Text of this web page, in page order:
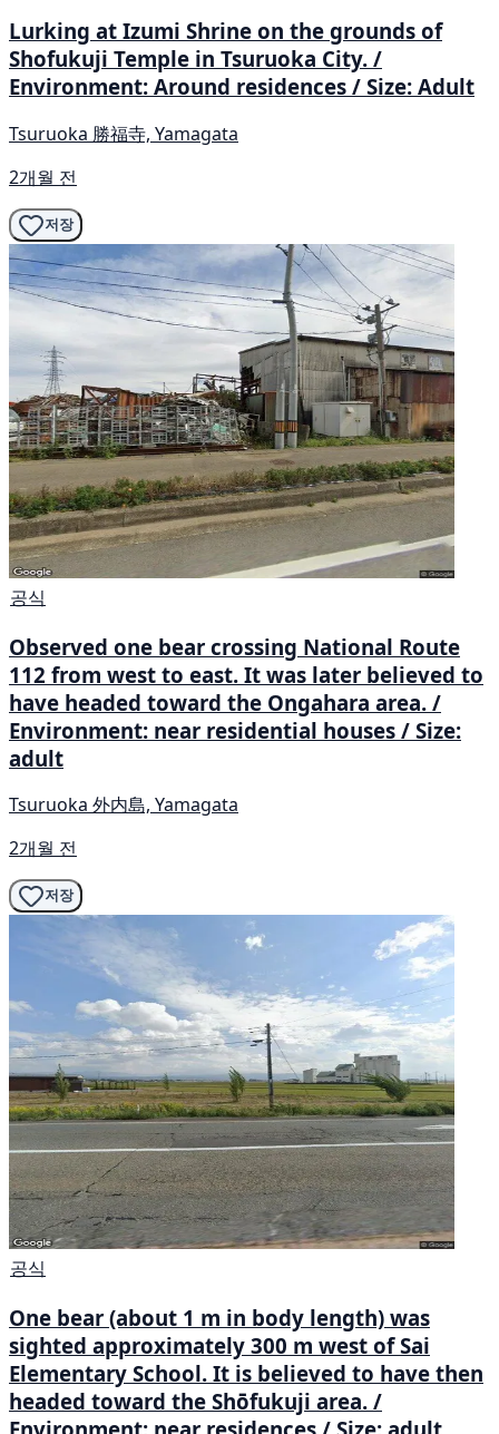
Lurking at Izumi Shrine on the grounds of
Shofukuji Temple in Tsuruoka City. /
Environment: Around residences / Size: Adult
Tsuruoka 勝福寺, Yamagata
2개월 전
저장
공식
Observed one bear crossing National Route
112 from west to east. It was later believed to
have headed toward the Ongahara area. /
Environment: near residential houses / Size:
adult
Tsuruoka 外内島, Yamagata
2개월 전
저장
공식
One bear (about 1 m in body length) was
sighted approximately 300 m west of Sai
Elementary School. It is believed to have then
headed toward the Shōfukuji area. /